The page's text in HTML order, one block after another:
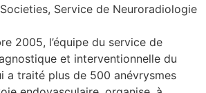
Service de Neuroradiologie
2005, l’équipe du service de
et interventionnelle du
a traité plus de 500 anévrysmes